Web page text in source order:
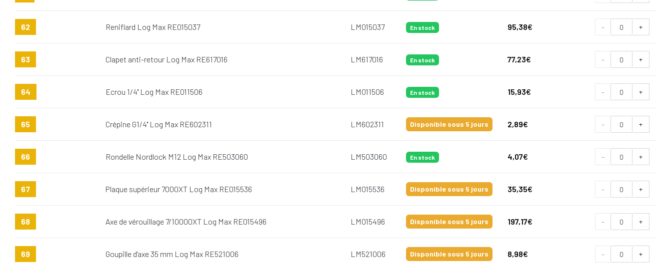
62 Reniflard Log Max RE015037 LM015037 En stock 95,38€ - +
63 Clapet anti-retour Log Max RE617016 LM617016 En stock 77,23€ - +
64 Ecrou 1/4'' Log Max RE011506 LM011506 En stock 15,93€ - +
65 Crépine G1/4'' Log Max RE602311 LM602311 Disponible sous 5 jours 2,89€ - +
66 Rondelle Nordlock M12 Log Max RE503060 LM503060 En stock 4,07€ - +
67 Plaque supérieur 7000XT Log Max RE015536 LM015536 Disponible sous 5 jours 35,35€ - +
68 Axe de vérouillage 7/10000XT Log Max RE015496 LM015496 Disponible sous 5 jours 197,17€ - +
69 Goupille d'axe 35 mm Log Max RE521006 LM521006 Disponible sous 5 jours 8,98€ - +